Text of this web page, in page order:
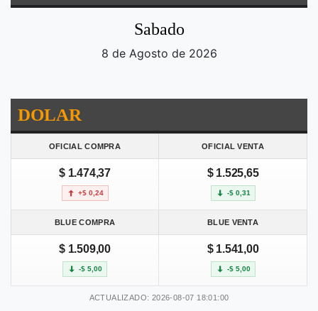
Sabado
8 de Agosto de 2026
DOLAR
OFICIAL COMPRA OFICIAL VENTA
$ 1.474,37
+$ 0,24
$ 1.525,65
-$ 0,31
BLUE COMPRA BLUE VENTA
$ 1.509,00
-$ 5,00
$ 1.541,00
-$ 5,00
ACTUALIZADO: 2026-08-07 18:01:00